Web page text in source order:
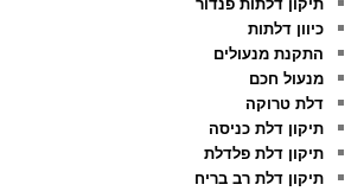
כיוון דלתות
התקנת מנעולים
מנעול חכם
דלת טרוקה
תיקון דלת כניסה
תיקון דלת פלדלת
תיקון דלת רב בריח